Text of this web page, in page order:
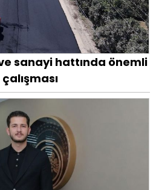
sanayi hattında önemli